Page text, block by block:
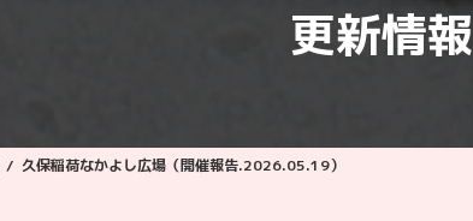
更新情報
久保稲荷なかよし広場（開催報告.2026.05.19）